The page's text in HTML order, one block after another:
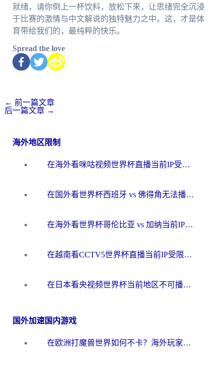
就绪，请你倒上一杯饮料，放松下来，让思绪完全沉浸
于比赛的激情与中文解说的独特魅力之中。这，才是体
育带给我们的，最纯粹的快乐。
Spread the love
← 前一篇文章
后一篇文章 →
海外地区限制
在海外看咪咕视频世界杯直播当前IP受限制？这篇指南帮你搞定所有体育赛事观看难题
在国外看世界杯西班牙 vs 佛得角无法播放？这篇指南帮你解锁所有中文体育直播
在海外看世界杯哥伦比亚 vs 加纳当前IP受限制？这篇指南帮你流畅看中文解说赛事
在越南看CCTV5世界杯直播当前IP受限制？海外党体育观赛终极指南来了
在日本看央视频世界杯当前地区不可播放？海外党体育观赛终极指南
国外加速国内游戏
在欧洲打魔兽世界如何不卡？海外玩家的国服游戏加速终极攻略